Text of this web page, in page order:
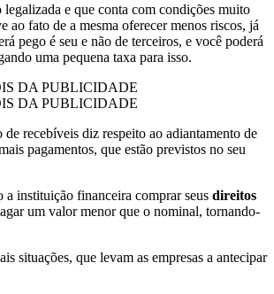
legalizada e que conta com condições muito
ao fato de a mesma oferecer menos riscos, já
pego é seu e não de terceiros, e você poderá
uma pequena taxa para isso.
DA PUBLICIDADE
DA PUBLICIDADE
de recebíveis diz respeito ao adiantamento de
pagamentos, que estão previstos no seu
a instituição financeira comprar seus direitos
um valor menor que o nominal, tornando-
situações, que levam as empresas a antecipar